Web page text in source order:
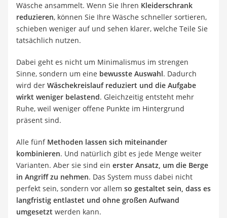
Wäsche ansammelt. Wenn Sie Ihren Kleiderschrank
reduzieren, können Sie Ihre Wäsche schneller sortieren,
schieben weniger auf und sehen klarer, welche Teile Sie
tatsächlich nutzen.
Dabei geht es nicht um Minimalismus im strengen
Sinne, sondern um eine bewusste Auswahl. Dadurch
wird der Wäschekreislauf reduziert und die Aufgabe
wirkt weniger belastend. Gleichzeitig entsteht mehr
Ruhe, weil weniger offene Punkte im Hintergrund
präsent sind.
Alle fünf Methoden lassen sich miteinander
kombinieren. Und natürlich gibt es jede Menge weiter
Varianten. Aber sie sind ein erster Ansatz, um die Berge
in Angriff zu nehmen. Das System muss dabei nicht
perfekt sein, sondern vor allem so gestaltet sein, dass es
langfristig entlastet und ohne großen Aufwand
umgesetzt werden kann.